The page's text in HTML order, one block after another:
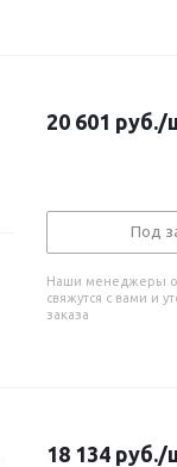
20 601 руб./
Под
Наши менеджеры
свяжутся с вами и
заказа
18 134 руб./